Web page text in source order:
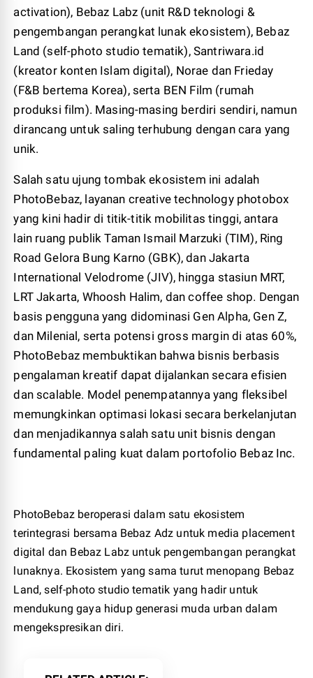
activation), Bebaz Labz (unit R&D teknologi &
pengembangan perangkat lunak ekosistem), Bebaz
Land (self-photo studio tematik), Santriwara.id
(kreator konten Islam digital), Norae dan Frieday
(F&B bertema Korea), serta BEN Film (rumah
produksi film). Masing-masing berdiri sendiri, namun
dirancang untuk saling terhubung dengan cara yang
unik.
Salah satu ujung tombak ekosistem ini adalah
PhotoBebaz, layanan creative technology photobox
yang kini hadir di titik-titik mobilitas tinggi, antara
lain ruang publik Taman Ismail Marzuki (TIM), Ring
Road Gelora Bung Karno (GBK), dan Jakarta
International Velodrome (JIV), hingga stasiun MRT,
LRT Jakarta, Whoosh Halim, dan coffee shop. Dengan
basis pengguna yang didominasi Gen Alpha, Gen Z,
dan Milenial, serta potensi gross margin di atas 60%,
PhotoBebaz membuktikan bahwa bisnis berbasis
pengalaman kreatif dapat dijalankan secara efisien
dan scalable. Model penempatannya yang fleksibel
memungkinkan optimasi lokasi secara berkelanjutan
dan menjadikannya salah satu unit bisnis dengan
fundamental paling kuat dalam portofolio Bebaz Inc.
PhotoBebaz beroperasi dalam satu ekosistem
terintegrasi bersama Bebaz Adz untuk media placement
digital dan Bebaz Labz untuk pengembangan perangkat
lunaknya. Ekosistem yang sama turut menopang Bebaz
Land, self-photo studio tematik yang hadir untuk
mendukung gaya hidup generasi muda urban dalam
mengekspresikan diri.